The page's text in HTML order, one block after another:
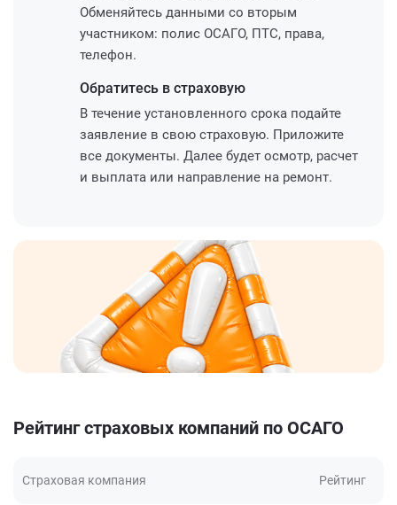
Обменяйтесь данными со вторым
участником: полис ОСАГО, ПТС, права,
телефон.
Обратитесь в страховую
В течение установленного срока подайте
заявление в свою страховую. Приложите
все документы. Далее будет осмотр, расчет
и выплата или направление на ремонт.
Рейтинг страховых компаний по ОСАГО
Страховая компания Рейтинг